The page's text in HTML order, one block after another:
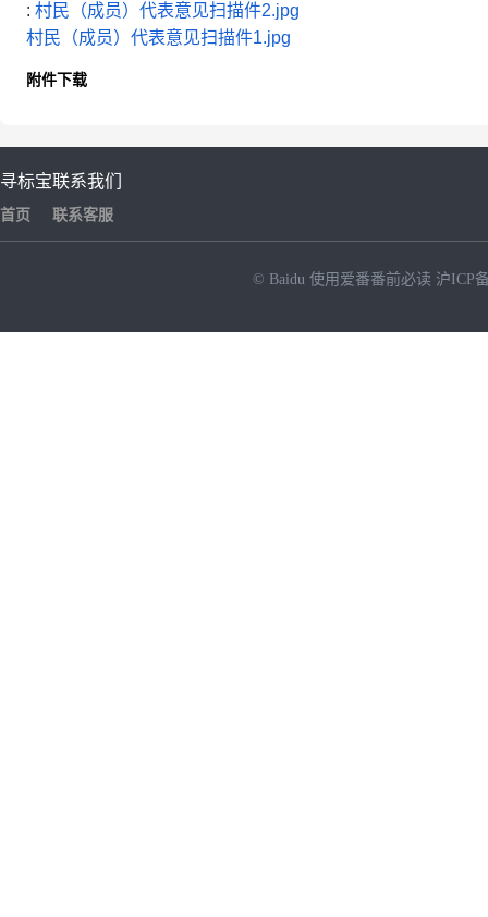
: 村民（成员）代表意见扫描件2.jpg
村民（成员）代表意见扫描件1.jpg
附件下载
寻标宝
首页
联系我们
联系客服
© Baidu 使用爱番番前必读 沪ICP